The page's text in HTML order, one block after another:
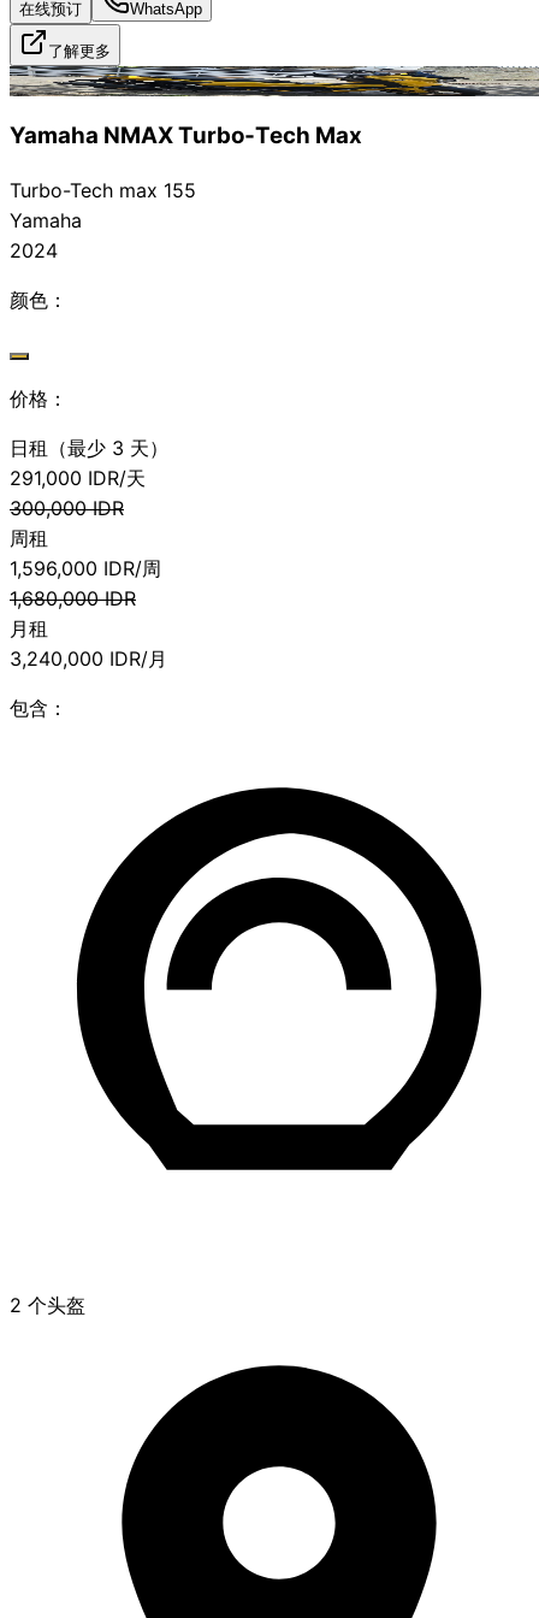
在线预订 WhatsApp
了解更多
已出租
Yamaha NMAX Turbo‑Tech Max
Turbo-Tech max 155
Yamaha
2024
颜色：
价格：
日租（最少 3 天）
291,000 IDR/天
300,000 IDR
周租
1,596,000 IDR/周
1,680,000 IDR
月租
3,240,000 IDR/月
包含：
2 个头盔